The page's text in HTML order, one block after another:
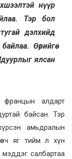
нүүр
Тэр бол
дэлхийд
Өөрийгөө
ялсан
францын алдарт
байсан. Тэр
амьдралын
ч яг тийм л хүн
мэддэг салбартаа